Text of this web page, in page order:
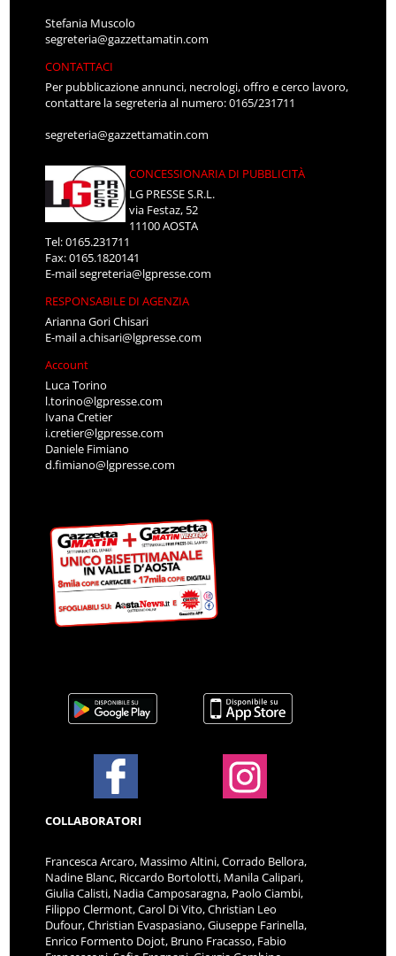
Stefania Muscolo
segreteria@gazzettamatin.com
CONTATTACI
Per pubblicazione annunci, necrologi, offro e cerco lavoro,
contattare la segreteria al numero: 0165/231711
segreteria@gazzettamatin.com
CONCESSIONARIA DI PUBBLICITÀ
LG PRESSE S.R.L.
via Festaz, 52
11100 AOSTA
Tel: 0165.231711
Fax: 0165.1820141
E-mailsegreteria@lgpresse.com
RESPONSABILE DI AGENZIA
Arianna Gori Chisari
E-maila.chisari@lgpresse.com
Account
Luca Torino
l.torino@lgpresse.com
Ivana Cretier
i.cretier@lgpresse.com
Daniele Fimiano
d.fimiano@lgpresse.com
COLLABORATORI
Francesca Arcaro, Massimo Altini, Corrado Bellora,
Nadine Blanc, Riccardo Bortolotti, Manila Calipari,
Giulia Calisti, Nadia Camposaragna, Paolo Ciambi,
Filippo Clermont, Carol Di Vito, Christian Leo
Dufour, Christian Evaspasiano, Giuseppe Farinella,
Enrico Formento Dojot, Bruno Fracasso, Fabio